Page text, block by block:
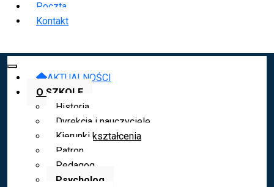
Poczta
Kontakt
AKTUALNOŚCI
O SZKOLE
Historia
Dyrekcja i nauczyciele
Kierunki kształcenia
Patron
Pedagog
Psycholog